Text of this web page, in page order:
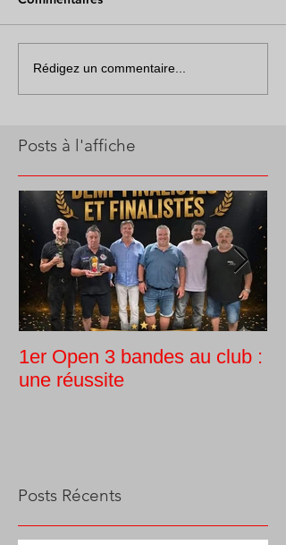
Rédigez un commentaire...
Posts à l'affiche
1er Open 3 bandes au club :
une réussite
Posts Récents